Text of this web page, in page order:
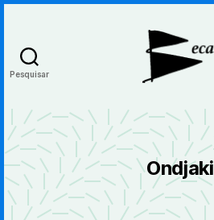
Pesquisar
Ondjaki